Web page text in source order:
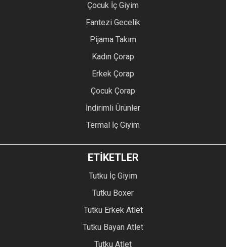
Çocuk İç Giyim
Fantezi Gecelik
Pijama Takım
Kadın Çorap
Erkek Çorap
Çocuk Çorap
İndirimli Ürünler
Termal İç Giyim
ETİKETLER
Tutku İç Giyim
Tutku Boxer
Tutku Erkek Atlet
Tutku Bayan Atlet
Tutku Atlet